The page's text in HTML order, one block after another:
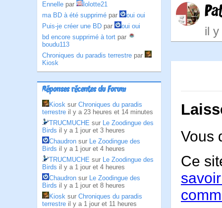
Ennelle par
lolotte21
ma BD à été supprimé par
oui oui
Puis-je créer une BD par
oui oui
bd encore supprimé à tort par
boudu113
Chroniques du paradis terrestre par
Kiosk
Réponses récentes du Forum
Kiosk sur Chroniques du paradis
terrestre il y a 23 heures et 14 minutes
TRUCMUCHE sur Le Zoodingue des
Birds il y a 1 jour et 3 heures
Chaudron sur Le Zoodingue des
Birds il y a 1 jour et 4 heures
TRUCMUCHE sur Le Zoodingue des
Birds il y a 1 jour et 4 heures
Chaudron sur Le Zoodingue des
Birds il y a 1 jour et 8 heures
Kiosk sur Chroniques du paradis
terrestre il y a 1 jour et 11 heures
il y
Vous
Ce